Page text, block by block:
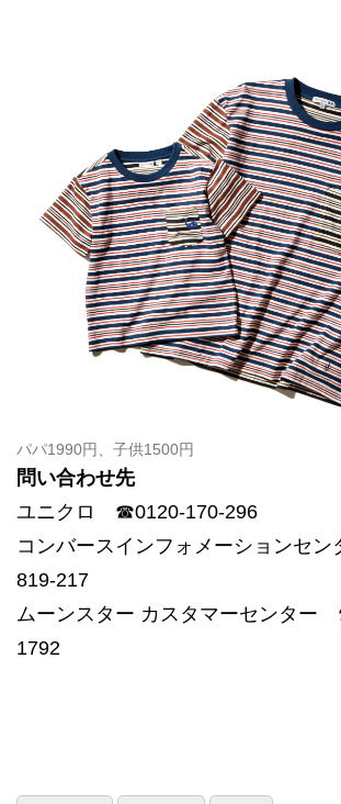
パパ1990円、子供1500円
問い合わせ先
ユニクロ ☎︎0120-170-296
コンバースインフォメーションセ
819-217
ムーンスター カスタマーセンタ
1792